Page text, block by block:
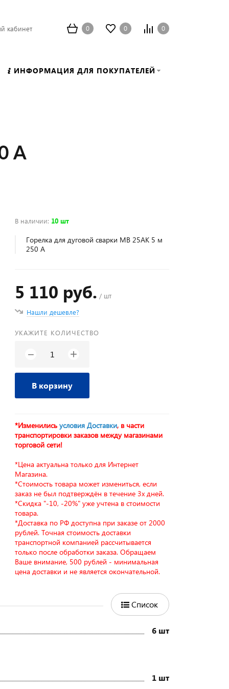
кабинет 0 0 0
ИНФОРМАЦИЯ ДЛЯ ПОКУПАТЕЛЕЙ
А
В наличии: 10 шт
Горелка для дуговой сварки МВ 25АК 5 м
250 А
5 110 руб. / шт
Нашли дешевле?
УКАЖИТЕ КОЛИЧЕСТВО
− +
В корзину
*Изменилисьусловия Доставки, в части
транспортировки заказов между магазинами
торговой сети!
*Цена актуальна только для Интернет
Магазина.
*Стоимость товара может измениться, если
заказ не был подтверждён в течение 3х дней.
*Скидка "-10, -20%" уже учтена в стоимости
товара.
*Доставка по РФ доступна при заказе от 2000
рублей. Точная стоимость доставки
транспортной компанией рассчитывается
только после обработки заказа. Обращаем
Ваше внимание, 500 рублей - минимальная
цена доставки и не является окончательной.
Список
6 шт
1 шт